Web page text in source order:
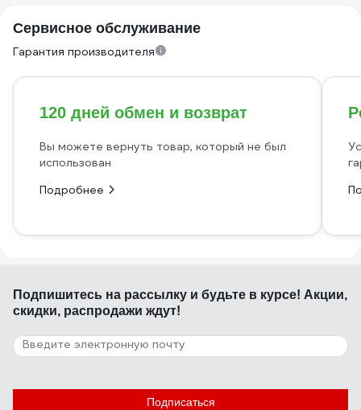
Сервисное обслуживание
Гарантия производителя
120 дней обмен и возврат
Вы можете вернуть товар, который не был
использован
Подробнее
Подпишитесь на рассылку и будьте в курсе! Акции,
скидки, распродажи ждут!
Подписаться